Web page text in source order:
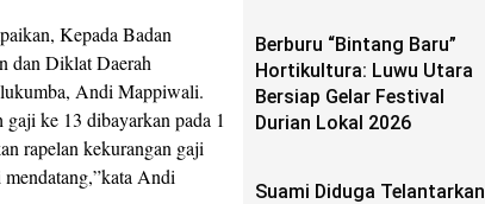
Kepada Badan
dan Diklat Daerah
Andi Mappiwali.
ke 13 dibayarkan pada 1
rapelan kekurangan gaji
Andi
Berburu “Bintang Baru”
Hortikultura: Luwu Utara
Bersiap Gelar Festival
Durian Lokal 2026
Suami Diduga Telantarkan